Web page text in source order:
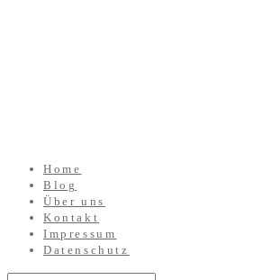
Home
Blog
Über uns
Kontakt
Impressum
Datenschutz